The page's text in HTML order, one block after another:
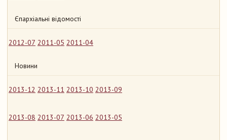
Єпархіальні відомості
2012-07 2011-05 2011-04
Новини
2013-12 2013-11 2013-10 2013-09
2013-08 2013-07 2013-06 2013-05